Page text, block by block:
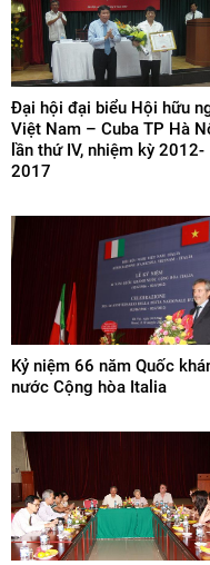
Đại hội đại biểu Hội hữu
Việt Nam – Cuba TP Hà
lần thứ IV, nhiệm kỳ 2012-
2017
Kỷ niệm 66 năm Quốc
nước Cộng hòa Italia